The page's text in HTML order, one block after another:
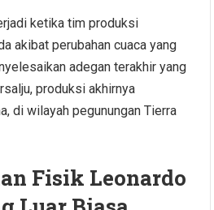
ketika tim produksi
akibat perubahan cuaca yang
adegan terakhir yang
produksi akhirnya
di wilayah pegunungan Tierra
Fisik Leonardo